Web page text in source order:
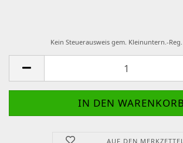
Kein Steuerausweis gem. Kleinuntern.-Reg.
AUF DEN